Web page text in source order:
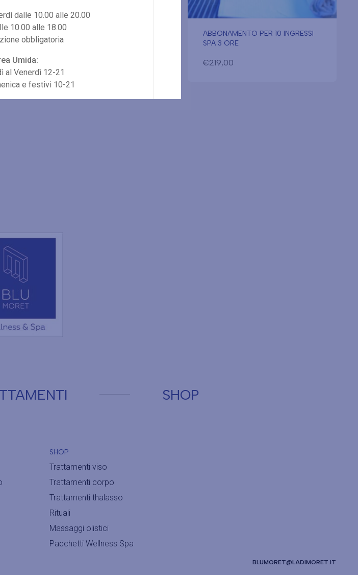
SPA 3 ORE FESTIVI
ABBONAMENTO PER 10 INGRESSI
SPA 3 ORE
€219,00
SHOP
SHOP
Trattamenti viso
Trattamenti corpo
Trattamenti thalasso
Rituali
Massaggi olistici
Pacchetti Wellness Spa
BLUMORET@LADIMORET.IT
dalle 10.00 alle 20.00
10.00 alle 18.00
obbligatoria
Umida:
al Venerdì 12-21
e festivi 10-21